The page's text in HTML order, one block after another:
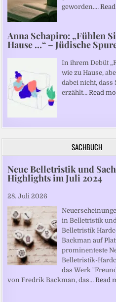
geworden.…
Anna Schapiro: „Fühlen
Hause …“ – Jüdische
In ihrem Debüt
wie zu Hause,
dabei nicht, dass
erzählt… Read
SACHBUCH
Neue Belletristik und
Highlights im Juli 2024
28. Juli 2026
in Belletristik
Belletristik
Backman auf
prominenteste
Belletristik-
das Werk
von Fredrik Backman, das… Read